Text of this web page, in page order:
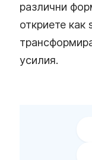
различни
откриете
усилия.